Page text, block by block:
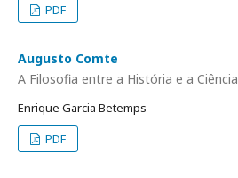
PDF
Augusto Comte
A Filosofia entre a História e a Ciência
Enrique Garcia Betemps
PDF